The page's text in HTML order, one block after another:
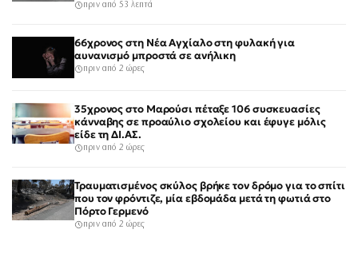
πριν από 53 λεπτά
66χρονος στη Νέα Αγχίαλο στη φυλακή για
αυνανισμό μπροστά σε ανήλικη
πριν από 2 ώρες
35χρονος στο Μαρούσι πέταξε 106 συσκευασίες
κάνναβης σε προαύλιο σχολείου και έφυγε μόλις
είδε τη ΔΙ.ΑΣ.
πριν από 2 ώρες
Τραυματισμένος σκύλος βρήκε τον δρόμο για το σπίτι
που τον φρόντιζε, μία εβδομάδα μετά τη φωτιά στο
Πόρτο Γερμενό
πριν από 2 ώρες